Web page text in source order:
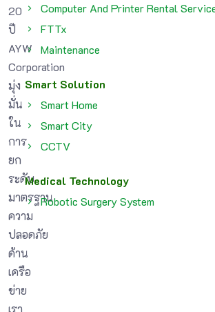
20
ปี
AYW
Corporation
มุ่ง
มั่น
ใน
การ
ยก
ระดับ
มาตรฐาน
ความ
ปลอดภัย
ด้าน
เครือ
ข่าย
เรา
Computer And Printer Rental
FTTx
Maintenance
Smart Solution
Smart Home
Smart City
CCTV
Medical Technology
Robotic Surgery System